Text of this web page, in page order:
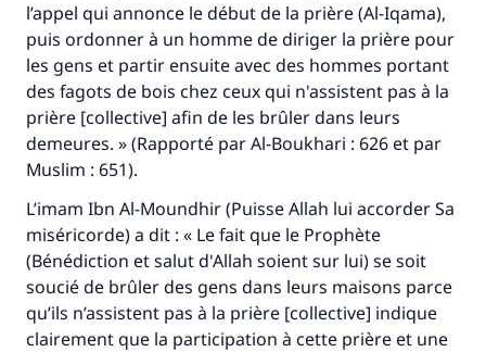
l’appel qui annonce le début de la prière (Al-Iqama),
puis ordonner à un homme de diriger la prière pour
les gens et partir ensuite avec des hommes portant
des fagots de bois chez ceux qui n'assistent pas à la
prière [collective] afin de les brûler dans leurs
demeures. » (Rapporté par Al-Boukhari : 626 et par
Muslim : 651).
L’imam Ibn Al-Moundhir (Puisse Allah lui accorder Sa
miséricorde) a dit : « Le fait que le Prophète
(Bénédiction et salut d'Allah soient sur lui) se soit
soucié de brûler des gens dans leurs maisons parce
qu’ils n’assistent pas à la prière [collective] indique
clairement que la participation à cette prière et une
Le Messager d'Allah (Paix sur lui) a dit:
"Celui qui indique une bonne action obtient la
même récompense que celui qui le fait."
(MOUSLIM 1893)